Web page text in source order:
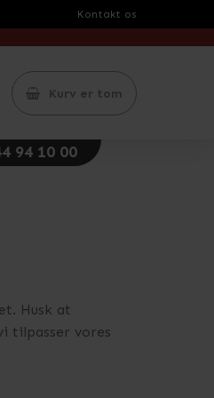
Kontakt os
Kurv er tom
94 10 00
Husk at
tilpasser vores